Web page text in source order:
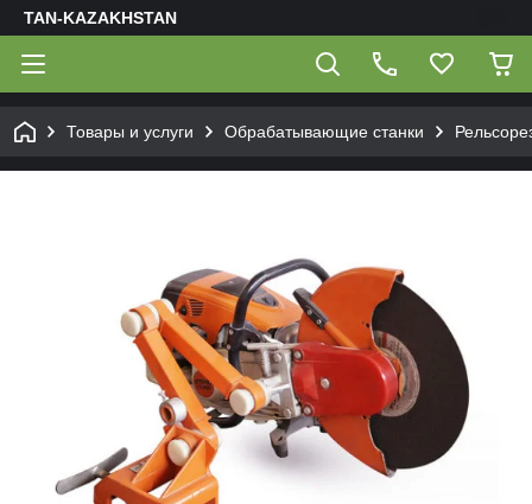
TAN-KAZAKHSTAN
Товары и услуги Обрабатывающие станки